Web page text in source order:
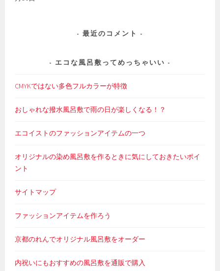
最近のコメント
エコな風呂敷ってめっちゃいい
CMYKではない多色フルカラーが特徴
おしゃれな撥水風呂敷で雨の日が楽しくなる！？
エコイストのファッションアイテムの一つ
オリジナルの染め風呂敷を作るときに気にしておきたいポイ
ント
サイトマップ
ファッションアイテムを作ろう
京都のれんでオリジナル風呂敷をオーダー
内祝いにもおすすめの風呂敷を通販で購入